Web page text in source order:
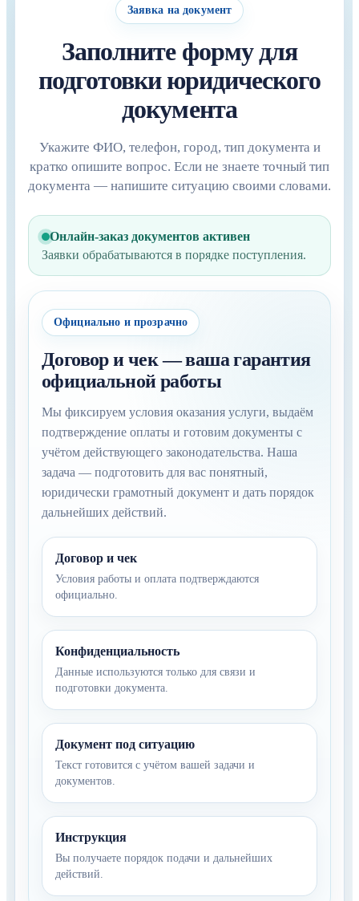
Заявка на документ
Заполните форму для
подготовки юридического
документа
Укажите ФИО, телефон, город, тип документа и
кратко опишите вопрос. Если не знаете точный тип
документа — напишите ситуацию своими словами.
Онлайн-заказ документов активен
Заявки обрабатываются в порядке поступления.
Официально и прозрачно
Договор и чек — ваша гарантия
официальной работы
Мы фиксируем условия оказания услуги, выдаём
подтверждение оплаты и готовим документы с
учётом действующего законодательства. Наша
задача — подготовить для вас понятный,
юридически грамотный документ и дать порядок
дальнейших действий.
Договор и чек
Условия работы и оплата подтверждаются
официально.
Конфиденциальность
Данные используются только для связи и
подготовки документа.
Документ под ситуацию
Текст готовится с учётом вашей задачи и
документов.
Инструкция
Вы получаете порядок подачи и дальнейших
действий.